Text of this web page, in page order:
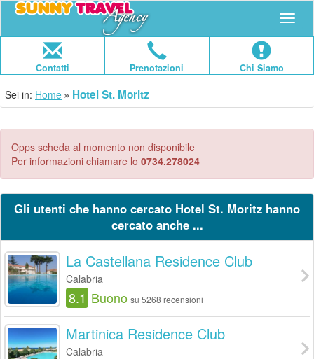
Contatti Prenotazioni Chi Siamo
Sei in: Home Hotel St. Moritz
Opps scheda al momento non disponibile
Per informazioni chiamare lo 0734.278024
Gli utenti che hanno cercato Hotel St. Moritz hanno
cercato anche ...
La Castellana Residence Club
Calabria
8.1 Buono su 5268 recensioni
Martinica Residence Club
Calabria